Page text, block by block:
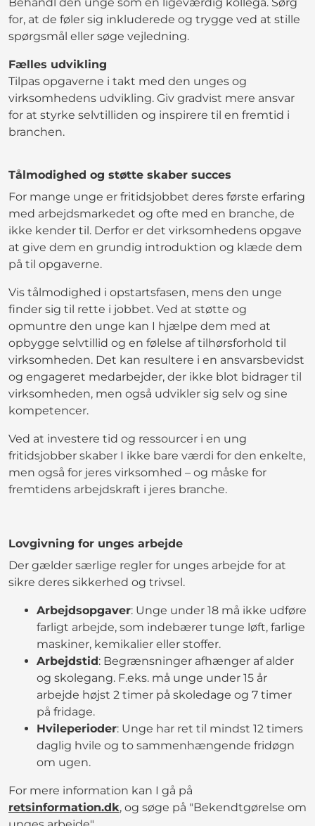
for, at de føler sig inkluderede og trygge ved at stille
spørgsmål eller søge vejledning.
Fælles udvikling
Tilpas opgaverne i takt med den unges og
virksomhedens udvikling. Giv gradvist mere ansvar
for at styrke selvtilliden og inspirere til en fremtid i
branchen.
Tålmodighed og støtte skaber succes
For mange unge er fritidsjobbet deres første erfaring
med arbejdsmarkedet og ofte med en branche, de
ikke kender til. Derfor er det virksomhedens opgave
at give dem en grundig introduktion og klæde dem
på til opgaverne.
Vis tålmodighed i opstartsfasen, mens den unge
finder sig til rette i jobbet. Ved at støtte og
opmuntre den unge kan I hjælpe dem med at
opbygge selvtillid og en følelse af tilhørsforhold til
virksomheden. Det kan resultere i en ansvarsbevidst
og engageret medarbejder, der ikke blot bidrager til
virksomheden, men også udvikler sig selv og sine
kompetencer.
Ved at investere tid og ressourcer i en ung
fritidsjobber skaber I ikke bare værdi for den enkelte,
men også for jeres virksomhed – og måske for
fremtidens arbejdskraft i jeres branche.
Lovgivning for unges arbejde
Der gælder særlige regler for unges arbejde for at
sikre deres sikkerhed og trivsel.
Arbejdsopgaver: Unge under 18 må ikke udføre
farligt arbejde, som indebærer tunge løft, farlige
maskiner, kemikalier eller stoffer.
Arbejdstid: Begrænsninger afhænger af alder
og skolegang. F.eks. må unge under 15 år
arbejde højst 2 timer på skoledage og 7 timer
på fridage.
Hvileperioder: Unge har ret til mindst 12 timers
daglig hvile og to sammenhængende fridøgn
om ugen.
For mere information kan I gå på
retsinformation.dk, og søge på "Bekendtgørelse om